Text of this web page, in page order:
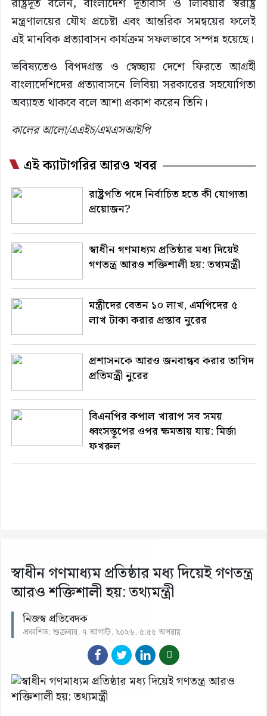
রাষ্ট্রদূত বলেন, বাংলাদেশ দূতাবাস ও লিবিয়ার স্বরাষ্ট্র
মন্ত্রণালয়ের যৌথ প্রচেষ্টা এবং আন্তরিক সমন্বয়ের ফলেই
এই মানবিক প্রত্যাবাসন কার্যক্রম সফলভাবে সম্পন্ন হয়েছে।
ভবিষ্যতেও বিপদগ্রস্ত ও স্বেচ্ছায় দেশে ফিরতে আগ্রহী
বাংলাদেশিদের প্রত্যাবাসনে লিবিয়া সরকারের সহযোগিতা
অব্যাহত থাকবে বলে আশা প্রকাশ করেন তিনি।
কালের আলো/এএইচ/এমএসআইপি
এই ক্যাটাগরির আরও খবর
রাষ্ট্রপতি পদে নির্বাচিত হতে কী যোগ্যতা
প্রয়োজন?
স্বাধীন গণমাধ্যম প্রতিষ্ঠার মধ্য দিয়েই
গণতন্ত্র আরও শক্তিশালী হয়: তথ্যমন্ত্রী
মন্ত্রীদের বেতন ১০ লাখ, এমপিদের ৫
লাখ টাকা করার প্রস্তাব নুরের
প্রশাসনকে আরও জনবান্ধব করার তাগিদ
প্রতিমন্ত্রী নুরের
বিএনপির কপাল খারাপ সব সময়
ধ্বংসস্তূপের ওপর ক্ষমতায় যায়: মির্জা
ফখরুল
স্বাধীন গণমাধ্যম প্রতিষ্ঠার মধ্য দিয়েই গণতন্ত্র
আরও শক্তিশালী হয়: তথ্যমন্ত্রী
নিজস্ব প্রতিবেদক
প্রকাশিত: শুক্রবার, ৭ আগস্ট, ২০২৬, ৫:৫৫ অপরাহ্ণ